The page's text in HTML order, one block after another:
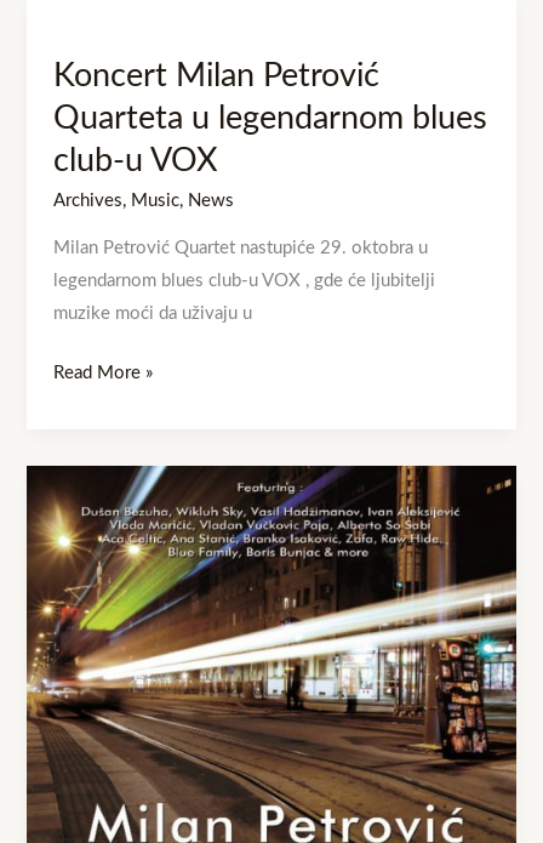
Koncert Milan Petrović
Quarteta u legendarnom blues
club-u VOX
Archives, Music, News
Milan Petrović Quartet nastupiće 29. oktobra u
legendarnom blues club-u VOX , gde će ljubitelji
muzike moći da uživaju u
Petrović
Quarteta
legendarnom
blues
club-
u
VOX
Read More »
singl:
Milan
Petrović
ft.
Wikluh
Sky
–
Orient
Express